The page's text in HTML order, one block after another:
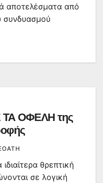
αποτελέσματα από
συνδυασμού
ΟΦΕΛΗ της
θρεπτική
σε λογική